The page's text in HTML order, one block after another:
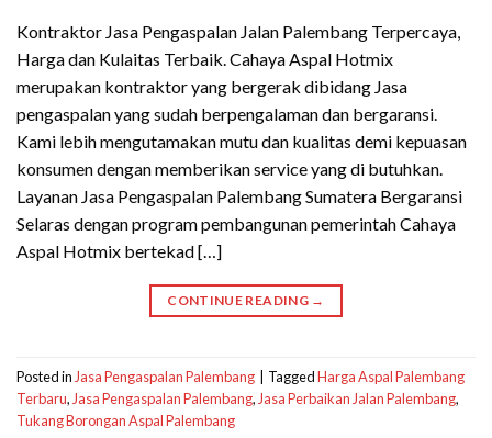
Kontraktor Jasa Pengaspalan Jalan Palembang Terpercaya,
Harga dan Kulaitas Terbaik. Cahaya Aspal Hotmix
merupakan kontraktor yang bergerak dibidang Jasa
pengaspalan yang sudah berpengalaman dan bergaransi.
Kami lebih mengutamakan mutu dan kualitas demi kepuasan
konsumen dengan memberikan service yang di butuhkan.
Layanan Jasa Pengaspalan Palembang Sumatera Bergaransi
Selaras dengan program pembangunan pemerintah Cahaya
Aspal Hotmix bertekad […]
CONTINUE READING →
Posted in Jasa Pengaspalan Palembang TaggedHarga Aspal Palembang
Terbaru, Jasa Pengaspalan Palembang, Jasa Perbaikan Jalan Palembang,
Tukang Borongan Aspal Palembang